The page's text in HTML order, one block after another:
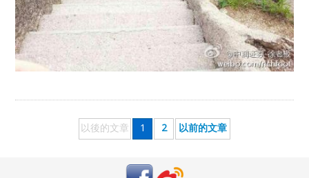
以後的文章 1 2 以前的文章